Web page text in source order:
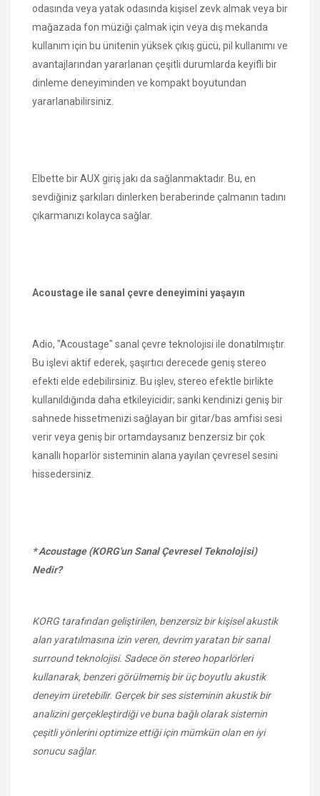
odasında veya yatak odasında kişisel zevk almak veya bir
mağazada fon müziği çalmak için veya dış mekanda
kullanım için bu ünitenin yüksek çıkış gücü, pil kullanımı ve
avantajlarından yararlanan çeşitli durumlarda keyifli bir
dinleme deneyiminden ve kompakt boyutundan
yararlanabilirsiniz.
Elbette bir AUX giriş jakı da sağlanmaktadır. Bu, en
sevdiğiniz şarkıları dinlerken beraberinde çalmanın tadını
çıkarmanızı kolayca sağlar.
Acoustage ile sanal çevre deneyimini yaşayın
Adio, "Acoustage" sanal çevre teknolojisi ile donatılmıştır.
Bu işlevi aktif ederek, şaşırtıcı derecede geniş stereo
efekti elde edebilirsiniz. Bu işlev, stereo efektle birlikte
kullanıldığında daha etkileyicidir; sanki kendinizi geniş bir
sahnede hissetmenizi sağlayan bir gitar/bas amfisi sesi
verir veya geniş bir ortamdaysanız benzersiz bir çok
kanallı hoparlör sisteminin alana yayılan çevresel sesini
hissedersiniz.
* Acoustage (KORG'un Sanal Çevresel Teknolojisi)
Nedir?
KORG tarafından geliştirilen, benzersiz bir kişisel akustik
alan yaratılmasına izin veren, devrim yaratan bir sanal
surround teknolojisi. Sadece ön stereo hoparlörleri
kullanarak, benzeri görülmemiş bir üç boyutlu akustik
deneyim üretebilir. Gerçek bir ses sisteminin akustik bir
analizini gerçekleştirdiği ve buna bağlı olarak sistemin
çeşitli yönlerini optimize ettiği için mümkün olan en iyi
sonucu sağlar.